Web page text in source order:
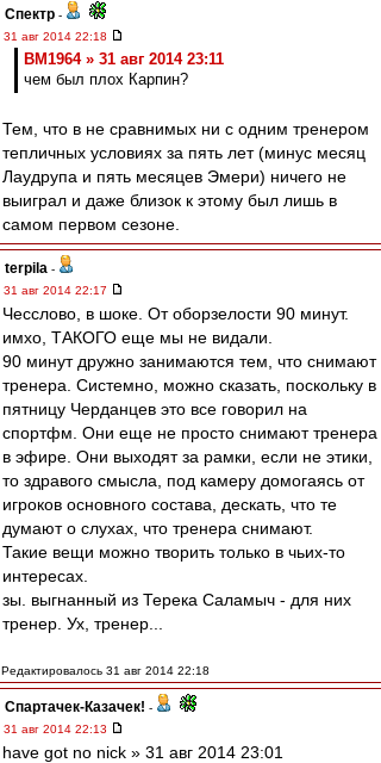
Спектр -
31 авг 2014 22:18
BM1964 » 31 авг 2014 23:11
чем был плох Карпин?
Тем, что в не сравнимых ни с одним тренером
тепличных условиях за пять лет (минус месяц
Лаудрупа и пять месяцев Эмери) ничего не
выиграл и даже близок к этому был лишь в
самом первом сезоне.
terpila -
31 авг 2014 22:17
Чесслово, в шоке. От оборзелости 90 минут.
имхо, ТАКОГО еще мы не видали.
90 минут дружно занимаются тем, что снимают
тренера. Системно, можно сказать, поскольку в
пятницу Черданцев это все говорил на
спортфм. Они еще не просто снимают тренера
в эфире. Они выходят за рамки, если не этики,
то здравого смысла, под камеру домогаясь от
игроков основного состава, дескать, что те
думают о слухах, что тренера снимают.
Такие вещи можно творить только в чьих-то
интересах.
зы. выгнанный из Терека Саламыч - для них
тренер. Ух, тренер...
Редактировалось 31 авг 2014 22:18
Спартачек-Казачек! -
31 авг 2014 22:13
have got no nick » 31 авг 2014 23:01